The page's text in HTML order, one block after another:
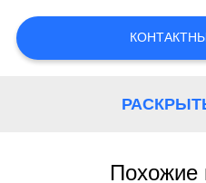
PRIVACY
POLICY
Похожие